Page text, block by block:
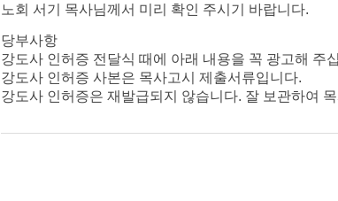
노회 서기 목사님께서 미리 확인 주시기 바랍니다.
당부사항
강도사 인허증 전달식 때에 아래 내용을 꼭 광고해 주
강도사 인허증 사본은 목사고시 제출서류입니다.
강도사 인허증은 재발급되지 않습니다. 잘 보관하여